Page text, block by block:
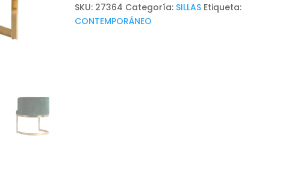
SKU: 27364 Categoría: SILLAS Etiqueta:
CONTEMPORÁNEO